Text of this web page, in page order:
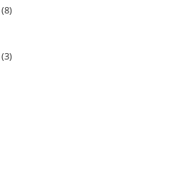
(8)
(3)